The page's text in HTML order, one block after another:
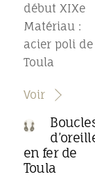
début XIXe
Matériau :
acier poli de
Toula
Voir
en fer de
Toula